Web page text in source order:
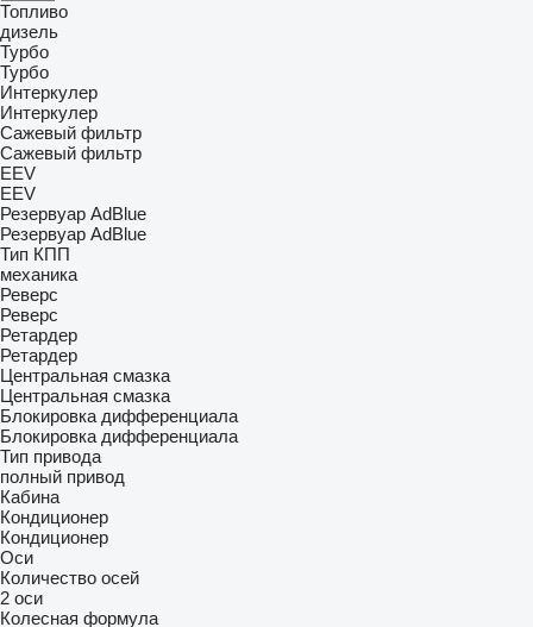
Топливо
дизель
Турбо
Турбо
Интеркулер
Интеркулер
Сажевый фильтр
Сажевый фильтр
EEV
EEV
Резервуар AdBlue
Резервуар AdBlue
Тип КПП
механика
Реверс
Реверс
Ретардер
Ретардер
Центральная смазка
Центральная смазка
Блокировка дифференциала
Блокировка дифференциала
Тип привода
полный привод
Кабина
Кондиционер
Кондиционер
Оси
Количество осей
2 оси
Колесная формула